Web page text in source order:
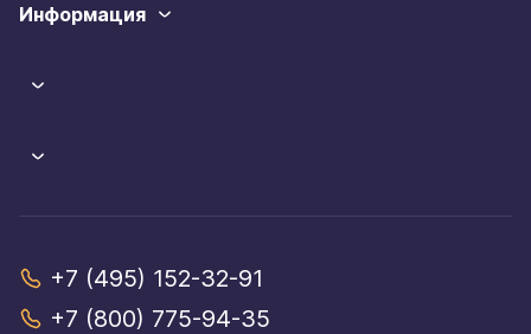
Информация
+7 (495) 152-32-91
+7 (800) 775-94-35